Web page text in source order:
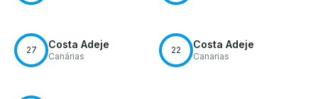
27 Costa Adeje
Canárias
22 Costa Adeje
Canarias